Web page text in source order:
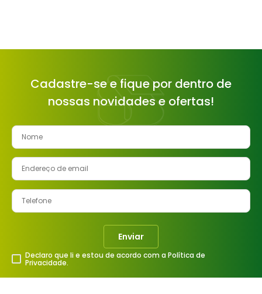
Cadastre-se e fique por dentro de
nossas novidades e ofertas!
Enviar
Declaro que li e estou de acordo com a Política de
Privacidade.